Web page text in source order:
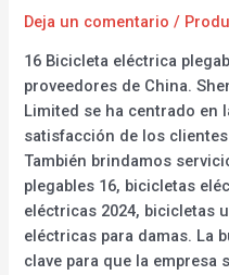
Deja un comentario /
16 Bicicleta eléctrica
proveedores de China.
Limited se ha centrado en
satisfacción de los
También brindamos
plegables 16, bicicletas
eléctricas 2024, bicicletas
eléctricas para damas. La
clave para que la empresa